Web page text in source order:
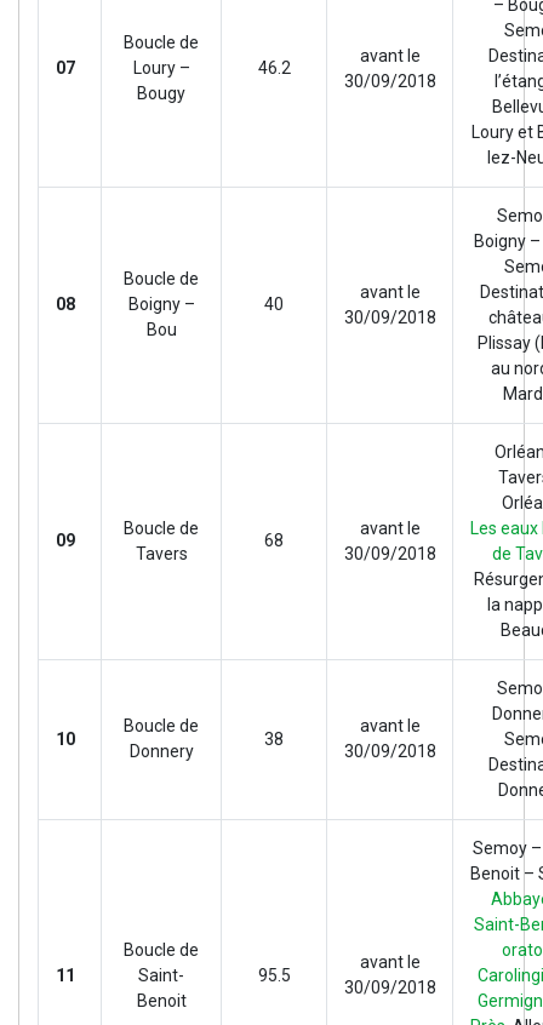
07
Boucle de
Loury –
Bougy
46.2
avant le
30/09/2018
–
Loury et
lez-
08
Boucle de
Boigny –
Bou
40
avant le
30/09/2018
Boigny
Plissay
au
09
Boucle de
Tavers
68
avant le
30/09/2018
Les
de
la
10
Boucle de
Donnery
38
avant le
30/09/2018
11
Boucle de
Saint-
Benoit
95.5
avant le
30/09/2018
Semoy
Benoit –
Saint-